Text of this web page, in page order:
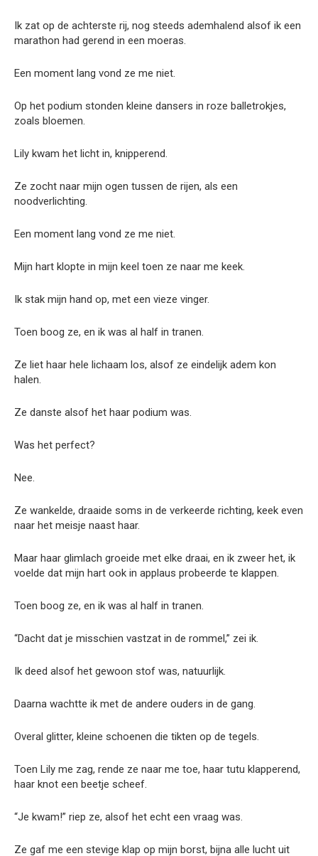
Ik zat op de achterste rij, nog steeds ademhalend alsof ik een
marathon had gerend in een moeras.
Een moment lang vond ze me niet.
Op het podium stonden kleine dansers in roze balletrokjes,
zoals bloemen.
Lily kwam het licht in, knipperend.
Ze zocht naar mijn ogen tussen de rijen, als een
noodverlichting.
Een moment lang vond ze me niet.
Mijn hart klopte in mijn keel toen ze naar me keek.
Ik stak mijn hand op, met een vieze vinger.
Toen boog ze, en ik was al half in tranen.
Ze liet haar hele lichaam los, alsof ze eindelijk adem kon
halen.
Ze danste alsof het haar podium was.
Was het perfect?
Nee.
Ze wankelde, draaide soms in de verkeerde richting, keek even
naar het meisje naast haar.
Maar haar glimlach groeide met elke draai, en ik zweer het, ik
voelde dat mijn hart ook in applaus probeerde te klappen.
Toen boog ze, en ik was al half in tranen.
“Dacht dat je misschien vastzat in de rommel,” zei ik.
Ik deed alsof het gewoon stof was, natuurlijk.
Daarna wachtte ik met de andere ouders in de gang.
Overal glitter, kleine schoenen die tikten op de tegels.
Toen Lily me zag, rende ze naar me toe, haar tutu klapperend,
haar knot een beetje scheef.
“Je kwam!” riep ze, alsof het echt een vraag was.
Ze gaf me een stevige klap op mijn borst, bijna alle lucht uit